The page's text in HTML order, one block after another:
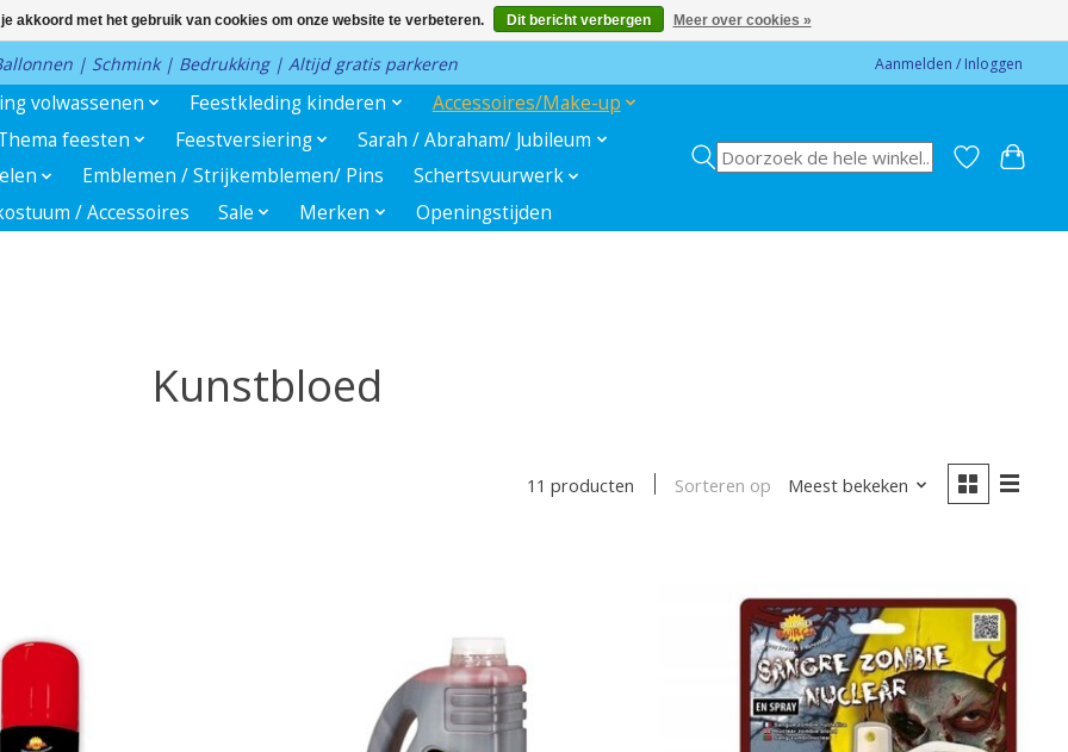
| Schmink | Bedrukking | Altijd gratis parkeren Aanmelden / Inloggen
volwassenen Feestkleding kinderen
Accessoires/Make-up
feesten Feestversiering
Sarah / Abraham/ Jubileum
Emblemen / Strijkemblemen/ Pins
Schertsvuurwerk
/ Accessoires
Sale Merken Openingstijden
Kunstbloed
11 producten Sorteren op Meest bekeken
akkoord met het gebruik van cookies om onze website te verbeteren. Dit bericht verbergen Meer over cookies »